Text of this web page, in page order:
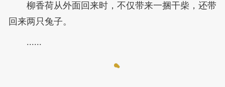
柳香荷从外面回来时，不仅带来一捆干柴，还带
回来两只兔子。
......